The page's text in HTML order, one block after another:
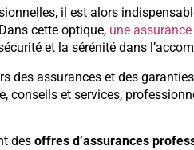
il est alors
cette optique, une
et la sérénité dans
des assurances et des
conseils et services,
des offres d’assurances